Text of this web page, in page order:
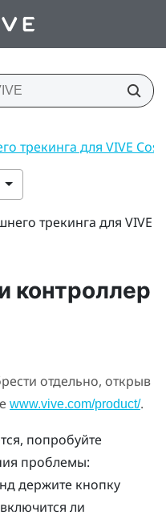
трекинга для VIVE
трекинга для VIVE
контроллер
отдельно, открыв
www.vive.com/product/.
попробуйте
проблемы:
держите кнопку
ли